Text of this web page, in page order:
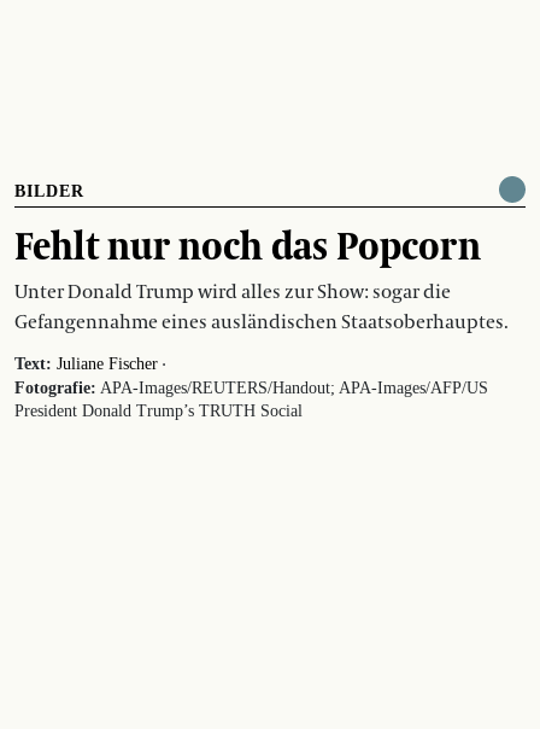
BILDER
Fehlt nur noch das Popcorn
Unter Donald Trump wird alles zur Show: sogar die
Gefangennahme eines ausländischen Staatsoberhauptes.
Text: Juliane Fischer ·
Fotografie: APA-Images/REUTERS/Handout; APA-Images/AFP/US
President Donald Trump’s TRUTH Social